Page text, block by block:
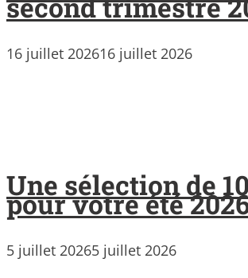
second trimestre
16 juillet 202616 juillet 2026
Une sélection de
pour votre été
5 juillet 20265 juillet 2026